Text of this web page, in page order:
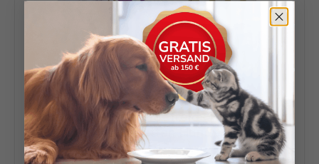
Probierpaket getreidefreies Hundefutter
und Katzenfutter. Hunde- und
Katzenfutter der Extraklasse